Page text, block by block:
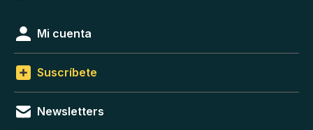
Mi cuenta
Suscríbete
Newsletters